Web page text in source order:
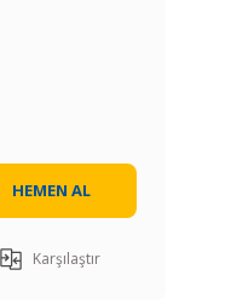
HEMEN AL
Karşılaştır